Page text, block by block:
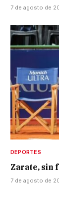
7 de agosto de
DEPORTES
Zarate, sin
7 de agosto de